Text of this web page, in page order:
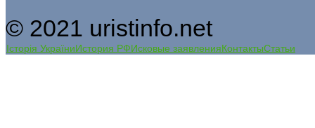
© 2021 uristinfo.net
Історія УкраїниИстория РФИсковые заявленияКонтактыСтатьи